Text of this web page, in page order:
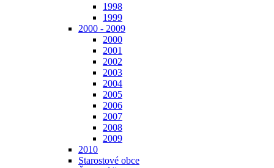
1998
1999
2000 - 2009
2000
2001
2002
2003
2004
2005
2006
2007
2008
2009
2010
Starostové obce